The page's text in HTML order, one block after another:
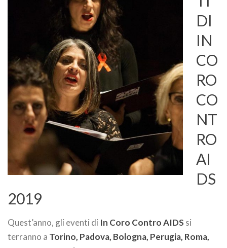
DI
IN
CO
RO
CO
NT
RO
AI
DS
2019
Quest’anno, gli eventi di In Coro Contro AIDS si
terranno a Torino, Padova, Bologna, Perugia, Roma,